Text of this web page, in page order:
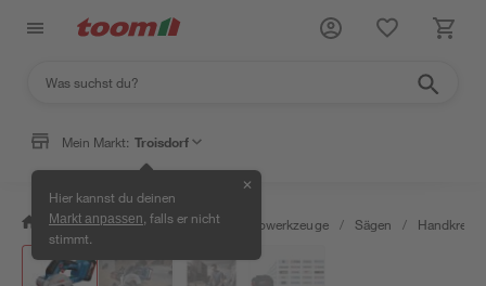
Mein Markt: Troisdorf
Hier kannst du deinen
Markt anpassen , falls er nicht
stimmt.
✕
/ Werkstatt & Maschinen / Elektrowerkzeuge / Sägen /